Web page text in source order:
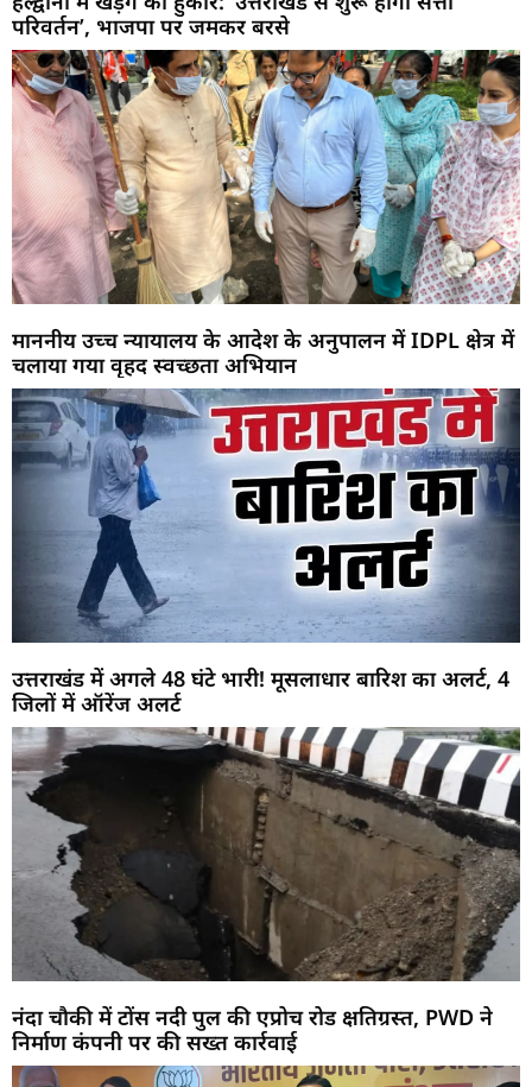
परिवर्तन’, भाजपा पर जमकर बरसे
माननीय उच्च न्यायालय के आदेश के अनुपालन में IDPL क्षेत्र में
चलाया गया वृहद स्वच्छता अभियान
उत्तराखंड में अगले 48 घंटे भारी! मूसलाधार बारिश का अलर्ट, 4
जिलों में ऑरेंज अलर्ट
नंदा चौकी में टोंस नदी पुल की एप्रोच रोड क्षतिग्रस्त, PWD ने
निर्माण कंपनी पर की सख्त कार्रवाई